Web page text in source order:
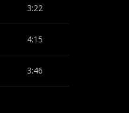
3:22
4:15
3:46